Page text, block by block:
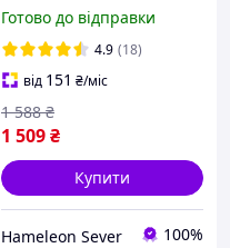
військових
(40,41,42,43,44,45,46,47
розмір)
Готово до відправки
4.9 (18)
від 151 ₴/міс
1 509₴
1 588 ₴
Купити
Hameleon Sever 100%